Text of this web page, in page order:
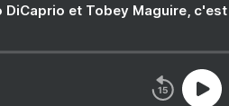
DiCaprio et Tobey Maguire,